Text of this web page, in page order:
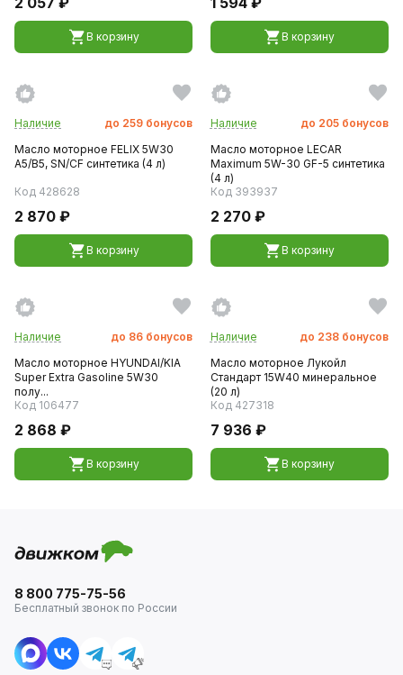
В корзину В корзину
Наличие до 259 бонусов
Масло моторное FELIX 5W30
A5/B5, SN/CF синтетика (4 л)
Код 428628
2 870 ₽
В корзину
Наличие до 205 бонусов
Масло моторное LECAR
Maximum 5W-30 GF-5 синтетика
(4 л)
Код 393937
2 270 ₽
В корзину
Наличие до 86 бонусов
Масло моторное HYUNDAI/KIA
Super Extra Gasoline 5W30
полу...
Код 106477
2 868 ₽
В корзину
Наличие до 238 бонусов
Масло моторное Лукойл
Стандарт 15W40 минеральное
(20 л)
Код 427318
7 936 ₽
В корзину
8 800 775-75-56
Бесплатный звонок по России